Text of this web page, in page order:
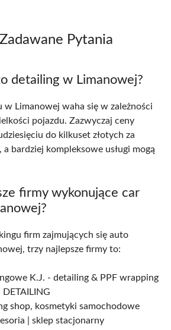
Pytania
detailing w Limanowej?
w Limanowej waha się w zależności
pojazdu. Zazwyczaj ceny
do kilkuset złotych za
bardziej kompleksowe usługi mogą
firmy wykonujące car
firm zajmujących się auto
trzy najlepsze firmy to:
K.J. - detailing & PPF wrapping
shop, kosmetyki samochodowe
| sklep stacjonarny